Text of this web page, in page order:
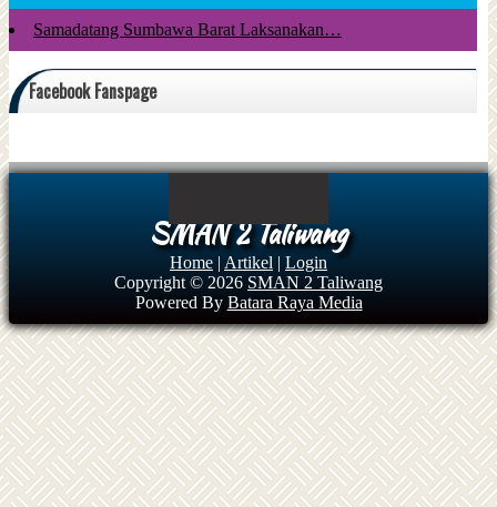
Samadatang Sumbawa Barat Laksanakan…
Facebook Fanspage
SMAN 2 Taliwang
Home | Artikel | Login
Copyright © 2026 SMAN 2 Taliwang
Powered By Batara Raya Media